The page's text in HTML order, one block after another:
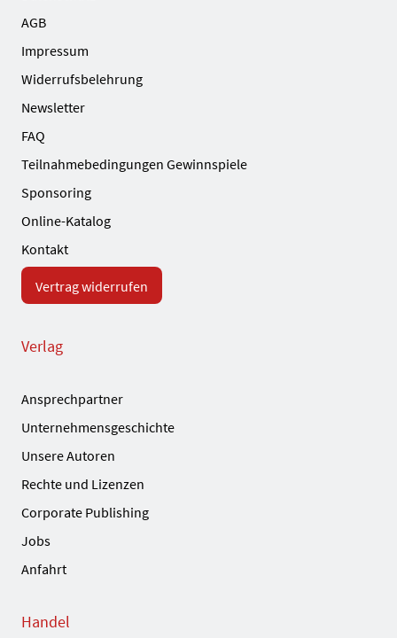
AGB
Impressum
Widerrufsbelehrung
Newsletter
FAQ
Teilnahmebedingungen Gewinnspiele
Sponsoring
Online-Katalog
Kontakt
Vertrag widerrufen
Verlag
Ansprechpartner
Unternehmensgeschichte
Unsere Autoren
Rechte und Lizenzen
Corporate Publishing
Jobs
Anfahrt
Handel